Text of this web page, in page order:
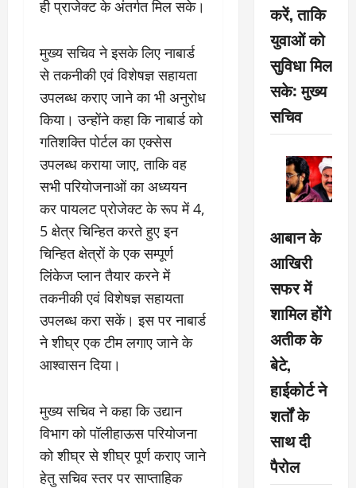
ही प्राजेक्ट के अंतर्गत मिल सके।
मुख्य सचिव ने इसके लिए नाबार्ड
से तकनीकी एवं विशेषज्ञ सहायता
उपलब्ध कराए जाने का भी अनुरोध
किया। उन्होंने कहा कि नाबार्ड को
गतिशक्ति पोर्टल का एक्सेस
उपलब्ध कराया जाए, ताकि वह
सभी परियोजनाओं का अध्ययन
कर पायलट प्रोजेक्ट के रूप में 4,
5 क्षेत्र चिन्हित करते हुए इन
चिन्हित क्षेत्रों के एक सम्पूर्ण
लिंकेज प्लान तैयार करने में
तकनीकी एवं विशेषज्ञ सहायता
उपलब्ध करा सकें। इस पर नाबार्ड
ने शीघ्र एक टीम लगाए जाने के
आश्वासन दिया।
मुख्य सचिव ने कहा कि उद्यान
विभाग को पॉलीहाऊस परियोजना
को शीघ्र से शीघ्र पूर्ण कराए जाने
हेतु सचिव स्तर पर साप्ताहिक
करें, ताकि
युवाओं को
सुविधा मिल
सके: मुख्य
सचिव
आबान के
आखिरी
सफर में
शामिल होंगे
अतीक के
बेटे,
हाईकोर्ट ने
शर्तों के
साथ दी
पैरोल